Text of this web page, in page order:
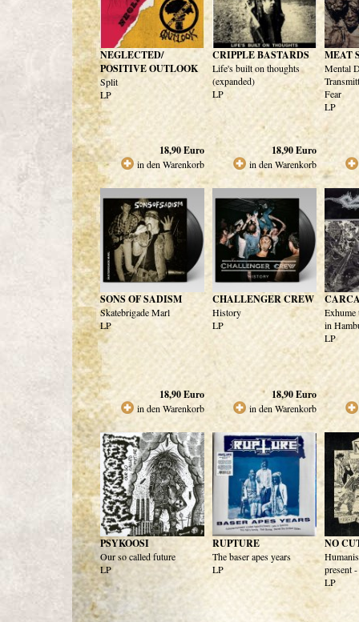
NEGLECTED/
POSITIVE OUTLOOK
Split
LP
18,90Euro
in den Warenkorb
CRIPPLE BASTARDS
Life's built on thoughts
(expanded)
LP
18,90Euro
in den Warenkorb
MEAT
Mental
Fear
LP
SONS OF SADISM
Skatebrigade Marl
LP
18,90Euro
in den Warenkorb
CHALLENGER CREW
History
LP
18,90Euro
in den Warenkorb
Exhume
in
LP
PSYKOOSI
Our so called future
LP
RUPTURE
The baser apes years
LP
NO
present
LP